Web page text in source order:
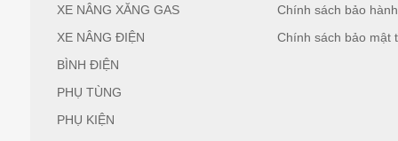
XE NÂNG XĂNG GAS
XE NÂNG ĐIỆN
BÌNH ĐIỆN
PHỤ TÙNG
PHỤ KIỆN
Chính sách bảo hành
Chính sách bảo mật